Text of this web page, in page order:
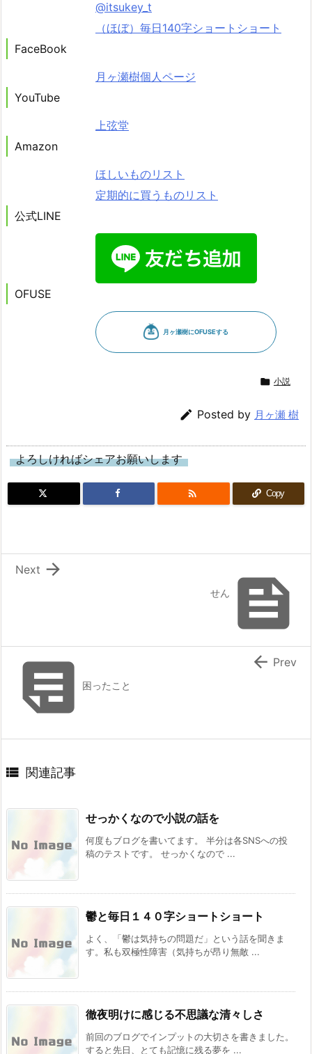
@itsukey_t
（ほぼ）毎日140字ショートショート
FaceBook
月ヶ瀬樹個人ページ
YouTube
上弦堂
Amazon
ほしいものリスト
定期的に買うものリスト
公式LINE
OFUSE
 小説
 Posted by 月ヶ瀬 樹
よろしければシェアお願いします
 Copy

せん

Next
困ったこと
 Prev
 関連記事
せっかくなので小説の話を
何度もブログを書いてます。 半分は各SNSへの投
稿のテストです。 せっかくなので ...
鬱と毎日１４０字ショートショート
よく、「鬱は気持ちの問題だ」という話を聞きま
す。私も双極性障害（気持ちが昂り無敵 ...
徹夜明けに感じる不思議な清々しさ
前回のブログでインプットの大切さを書きました。
すると先日、とても記憶に残る夢を ...